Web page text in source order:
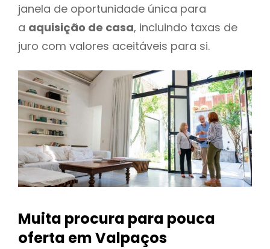
janela de oportunidade única para
a aquisição de casa, incluindo taxas de
juro com valores aceitáveis para si.
Muita procura para pouca
oferta em Valpaços